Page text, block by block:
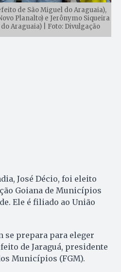
de São Miguel do Araguaia),
Planalto) e Jerônymo Siqueira
Araguaia) | Foto: Divulgação
José Décio, foi eleito
Goiana de Municípios
Ele é filiado ao União
se prepara para eleger
de Jaraguá, presidente
Municípios (FGM).